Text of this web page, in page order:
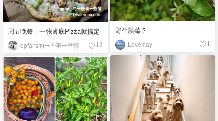
野生黑莓？
Lovemay 1
周五晚餐：一张薄底Pizza就搞定
opfans的一些事一些情 13